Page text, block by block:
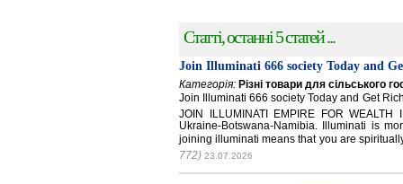
Статті, останні 5 статей ...
Join Illuminati 666 society Today and
Категорія: Різні товари для сільського
Join Illuminati 666 society Today and Get
JOIN ILLUMINATI EMPIRE FOR WEALTH
Ukraine-Botswana-Namibia. Illuminati is
joining illuminati means that you are
772) 23.07.2026